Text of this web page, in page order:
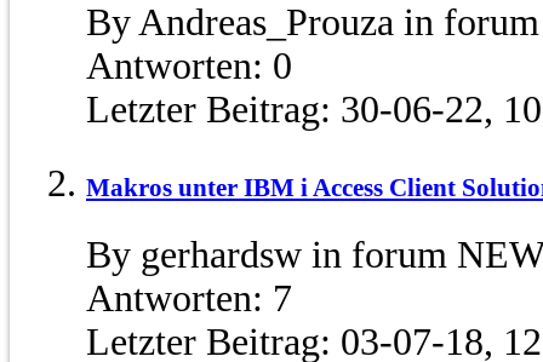
By Andreas_Prouza in
Antworten: 0
Letzter Beitrag: 30-06-22,
Makros unter IBM i Access Client
By gerhardsw in forum
Antworten: 7
Letzter Beitrag: 03-07-18,